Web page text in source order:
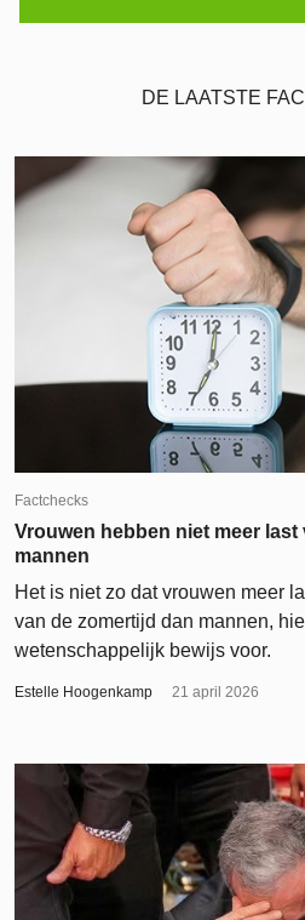
DE LAATSTE
Factchecks
Vrouwen hebben niet meer last
mannen
Het is niet zo dat vrouwen meer
van de zomertijd dan mannen,
wetenschappelijk bewijs voor.
Estelle Hoogenkamp 21 april 2026